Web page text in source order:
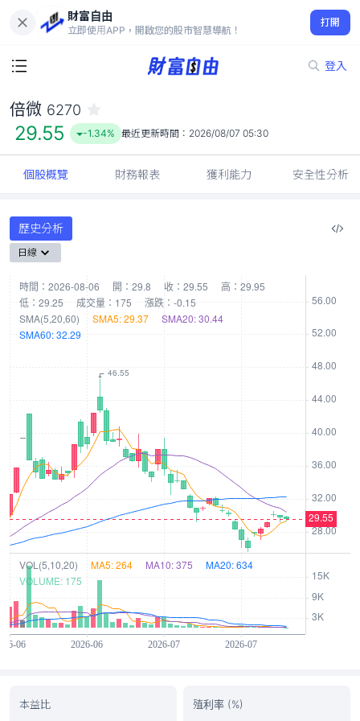
財富自由
立即使用APP，開啟您的股市智慧導航！
打開
登入
29.55
-1.34%
倍微 6270
29.55 -1.34% 最近更新時間： 2026/08/07 05:30
個股概覽 財務報表 獲利能力 安全性分析
歷史分析
日線
本益比 殖利率 (%)